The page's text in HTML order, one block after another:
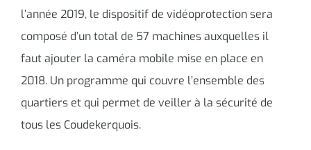
l’année 2019, le dispositif de vidéoprotection sera
composé d’un total de 57 machines auxquelles il
faut ajouter la caméra mobile mise en place en
2018. Un programme qui couvre l’ensemble des
quartiers et qui permet de veiller à la sécurité de
tous les Coudekerquois.